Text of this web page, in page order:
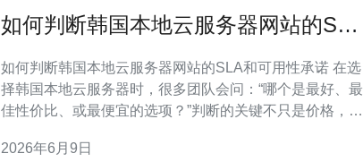
如何判断韩国本地云服务器网站的SLA
如何判断韩国本地云服务器网站的SLA和可用性承诺 在选
择韩国本地云服务器时，很多团队会问：“哪个是最好、最
佳性价比、或最便宜的选项？”判断的关键不只是价格，而
力。最好的通常是那些在合同中提供明确99.99%等量化承
2026年6月9日